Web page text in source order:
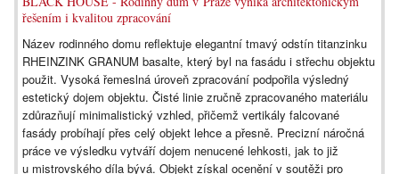
řešením i kvalitou zpracování
Název rodinného domu reflektuje elegantní tmavý odstín titanzinku
RHEINZINK GRANUM basalte, který byl na fasádu i střechu objektu
použit. Vysoká řemeslná úroveň zpracování podpořila výsledný
estetický dojem objektu. Čisté linie zručně zpracovaného materiálu
zdůrazňují minimalistický vzhled, přičemž vertikály falcované
fasády probíhají přes celý objekt lehce a přesně. Precizní náročná
práce ve výsledku vytváří dojem nenucené lehkosti, jak to již
u mistrovského díla bývá. Objekt získal ocenění v soutěži pro